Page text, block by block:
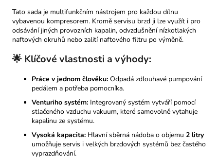
Tato sada je multifunkčním nástrojem pro každou dílnu
vybavenou kompresorem. Kromě servisu brzd ji lze využít i pro
odsávání jiných provozních kapalin, odvzdušnění nízkotlakých
naftových okruhů nebo zalití naftového filtru po výměně.
🌟 Klíčové vlastnosti a výhody:
Práce v jednom člověku: Odpadá zdlouhavé pumpování
pedálem a potřeba pomocníka.
Venturiho systém: Integrovaný systém vytváří pomocí
stlačeného vzduchu vakuum, které samovolně vytahuje
kapalinu ze systému.
Vysoká kapacita: Hlavní sběrná nádoba o objemu 2 litry
umožňuje servis i velkých brzdových systémů bez častého
vyprazdňování.